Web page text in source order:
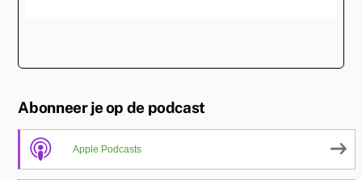
Abonneer je op de podcast
Apple Podcasts